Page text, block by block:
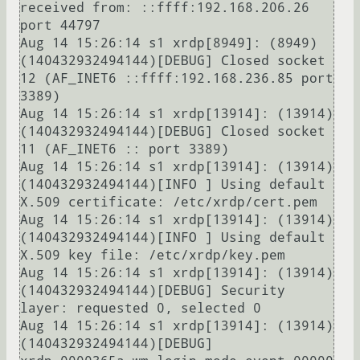
received from: ::ffff:192.168.206.26
port 44797
Aug 14 15:26:14 s1 xrdp[8949]: (8949)
(140432932494144)[DEBUG] Closed socket
12 (AF_INET6 ::ffff:192.168.236.85 port
3389)
Aug 14 15:26:14 s1 xrdp[13914]: (13914)
(140432932494144)[DEBUG] Closed socket
11 (AF_INET6 :: port 3389)
Aug 14 15:26:14 s1 xrdp[13914]: (13914)
(140432932494144)[INFO ] Using default
X.509 certificate: /etc/xrdp/cert.pem
Aug 14 15:26:14 s1 xrdp[13914]: (13914)
(140432932494144)[INFO ] Using default
X.509 key file: /etc/xrdp/key.pem
Aug 14 15:26:14 s1 xrdp[13914]: (13914)
(140432932494144)[DEBUG] Security
layer: requested 0, selected 0
Aug 14 15:26:14 s1 xrdp[13914]: (13914)
(140432932494144)[DEBUG]